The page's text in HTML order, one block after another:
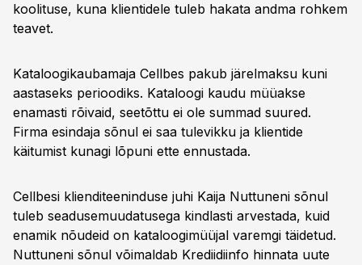
koolituse, kuna klientidele tuleb hakata andma rohkem
teavet.
Kataloogikaubamaja Cellbes pakub järelmaksu kuni
aastaseks perioodiks. Kataloogi kaudu müüakse
enamasti rõivaid, seetõttu ei ole summad suured.
Firma esindaja sõnul ei saa tulevikku ja klientide
käitumist kunagi lõpuni ette ennustada.
Cellbesi klienditeeninduse juhi Kaija Nuttuneni sõnul
tuleb seadusemuudatusega kindlasti arvestada, kuid
enamik nõudeid on kataloogimüüjal varemgi täidetud.
Nuttuneni sõnul võimaldab Krediidiinfo hinnata uute